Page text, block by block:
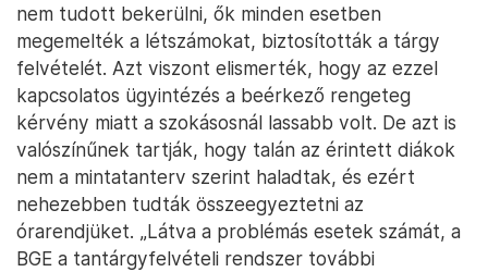
nem tudott bekerülni, ők minden esetben
megemelték a létszámokat, biztosították a tárgy
felvételét. Azt viszont elismerték, hogy az ezzel
kapcsolatos ügyintézés a beérkező rengeteg
kérvény miatt a szokásosnál lassabb volt. De azt is
valószínűnek tartják, hogy talán az érintett diákok
nem a mintatanterv szerint haladtak, és ezért
nehezebben tudták összeegyeztetni az
órarendjüket. „Látva a problémás esetek számát, a
BGE a tantárgyfelvételi rendszer további